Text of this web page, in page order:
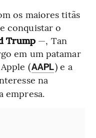
os maiores titãs
conquistar o
Trump —, Tan
em um patamar
(AAPL) e a
na
empresa.